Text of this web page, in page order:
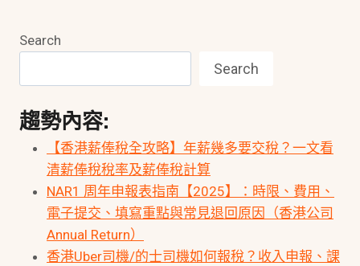
Search
Search
趨勢內容:
【香港薪俸稅全攻略】年薪幾多要交稅？一文看
清薪俸稅稅率及薪俸稅計算
NAR1 周年申報表指南【2025】：時限、費用、
電子提交、填寫重點與常見退回原因（香港公司
Annual Return）
香港Uber司機/的士司機如何報稅？收入申報、課